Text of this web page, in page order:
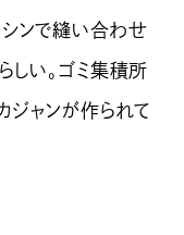
ンで縫い合わせ
しい。ゴミ集積所
ジャンが作られて